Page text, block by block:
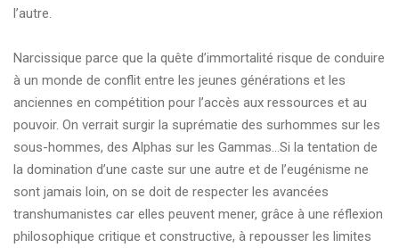
l’autre.
Narcissique parce que la quête d’immortalité risque de conduire
à un monde de conflit entre les jeunes générations et les
anciennes en compétition pour l’accès aux ressources et au
pouvoir. On verrait surgir la suprématie des surhommes sur les
sous-hommes, des Alphas sur les Gammas…Si la tentation de
la domination d’une caste sur une autre et de l’eugénisme ne
sont jamais loin, on se doit de respecter les avancées
transhumanistes car elles peuvent mener, grâce à une réflexion
philosophique critique et constructive, à repousser les limites